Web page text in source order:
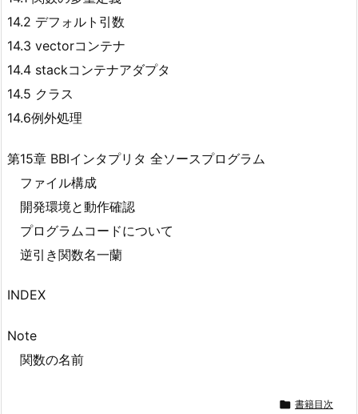
14.2 デフォルト引数
14.3 vectorコンテナ
14.4 stackコンテナアダプタ
14.5 クラス
14.6例外処理
第15章 BBIインタプリタ 全ソースプログラム
ファイル構成
開発環境と動作確認
プログラムコードについて
逆引き関数名一蘭
INDEX
Note
関数の名前
 書籍目次